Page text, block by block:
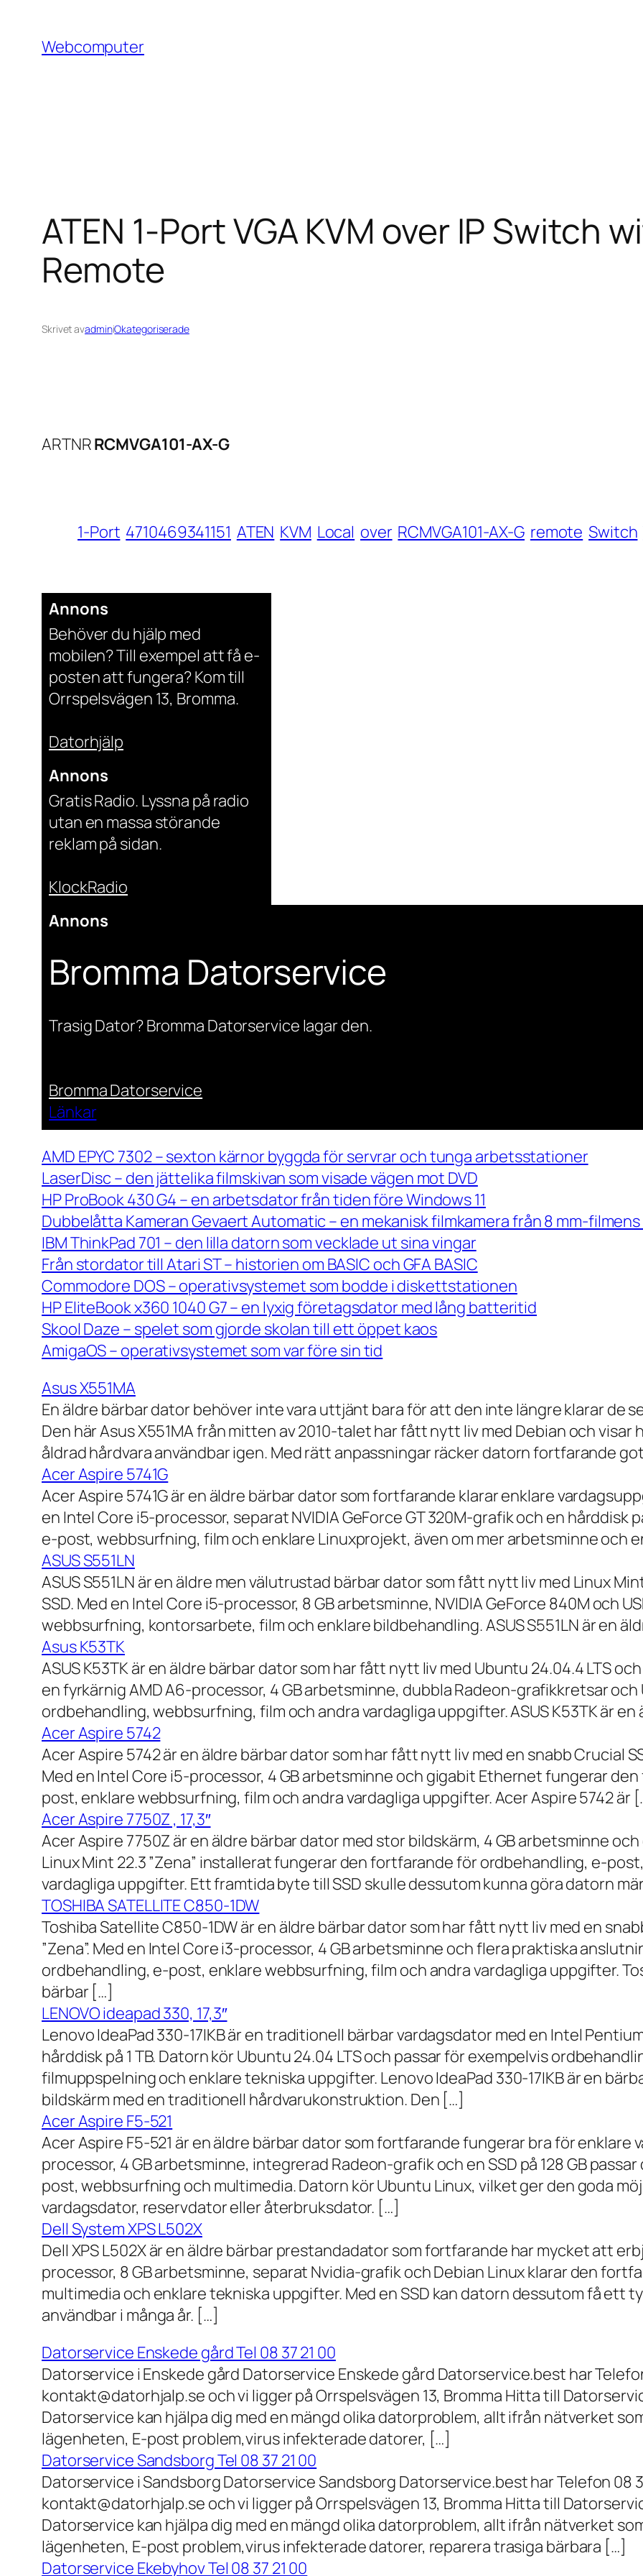
innehåll
Webcomputer
ATEN 1-Port VGA KVM over IP Switch
Remote
Skrivet avadminiOkategoriserade
ARTNRRCMVGA101-AX-G
1-Port 4710469341151 ATEN KVM Local over RCMVGA101-AX-G remote Switch
Annons
Behöver du hjälp med
mobilen? Till exempel att få e-
posten att fungera? Kom till
Orrspelsvägen 13, Bromma.
Datorhjälp
Annons
Gratis Radio. Lyssna på radio
utan en massa störande
reklam på sidan.
KlockRadio
Annons
Bromma Datorservice
Trasig Dator? Bromma Datorservice lagar den.
Bromma Datorservice
Länkar
AMD EPYC 7302 – sexton kärnor byggda för servrar och tunga arbetsstationer
LaserDisc – den jättelika filmskivan som visade vägen mot DVD
HP ProBook 430 G4 – en arbetsdator från tiden före Windows 11
Dubbelåtta Kameran Gevaert Automatic – en mekanisk filmkamera från 8 mm-
IBM ThinkPad 701 – den lilla datorn som vecklade ut sina vingar
Från stordator till Atari ST – historien om BASIC och GFA BASIC
Commodore DOS – operativsystemet som bodde i diskettstationen
HP EliteBook x360 1040 G7 – en lyxig företagsdator med lång batteritid
Skool Daze – spelet som gjorde skolan till ett öppet kaos
AmigaOS – operativsystemet som var före sin tid
Asus X551MA
En äldre bärbar dator behöver inte vara uttjänt bara för att den inte längre klarar de
Den här Asus X551MA från mitten av 2010-talet har fått nytt liv med Debian och visar
åldrad hårdvara användbar igen. Med rätt anpassningar räcker datorn fortfarande
Acer Aspire 5741G
Acer Aspire 5741G är en äldre bärbar dator som fortfarande klarar enklare
en Intel Core i5-processor, separat NVIDIA GeForce GT 320M-grafik och en hårddisk
e-post, webbsurfning, film och enklare Linuxprojekt, även om mer arbetsminne och
ASUS S551LN
ASUS S551LN är en äldre men välutrustad bärbar dator som fått nytt liv med Linux
SSD. Med en Intel Core i5-processor, 8 GB arbetsminne, NVIDIA GeForce 840M och
webbsurfning, kontorsarbete, film och enklare bildbehandling. ASUS S551LN är en
Asus K53TK
ASUS K53TK är en äldre bärbar dator som har fått nytt liv med Ubuntu 24.04.4 LTS
en fyrkärnig AMD A6-processor, 4 GB arbetsminne, dubbla Radeon-grafikkretsar
ordbehandling, webbsurfning, film och andra vardagliga uppgifter. ASUS K53TK är
Acer Aspire 5742
Acer Aspire 5742 är en äldre bärbar dator som har fått nytt liv med en snabb Crucial
Med en Intel Core i5-processor, 4 GB arbetsminne och gigabit Ethernet fungerar
post, enklare webbsurfning, film och andra vardagliga uppgifter. Acer Aspire 5742 är
Acer Aspire 7750Z , 17,3″
Acer Aspire 7750Z är en äldre bärbar dator med stor bildskärm, 4 GB arbetsminne
Linux Mint 22.3 ”Zena” installerat fungerar den fortfarande för ordbehandling, e-
vardagliga uppgifter. Ett framtida byte till SSD skulle dessutom kunna göra datorn
TOSHIBA SATELLITE C850-1DW
Toshiba Satellite C850-1DW är en äldre bärbar dator som har fått nytt liv med en
”Zena”. Med en Intel Core i3-processor, 4 GB arbetsminne och flera praktiska
ordbehandling, e-post, enklare webbsurfning, film och andra vardagliga uppgifter.
bärbar […]
LENOVO ideapad 330, 17,3″
Lenovo IdeaPad 330-17IKB är en traditionell bärbar vardagsdator med en Intel
hårddisk på 1 TB. Datorn kör Ubuntu 24.04 LTS och passar för exempelvis
filmuppspelning och enklare tekniska uppgifter. Lenovo IdeaPad 330-17IKB är en
bildskärm med en traditionell hårdvarukonstruktion. Den […]
Acer Aspire F5-521
Acer Aspire F5-521 är en äldre bärbar dator som fortfarande fungerar bra för enklare
processor, 4 GB arbetsminne, integrerad Radeon-grafik och en SSD på 128 GB
post, webbsurfning och multimedia. Datorn kör Ubuntu Linux, vilket ger den goda
vardagsdator, reservdator eller återbruksdator. […]
Dell System XPS L502X
Dell XPS L502X är en äldre bärbar prestandadator som fortfarande har mycket att
processor, 8 GB arbetsminne, separat Nvidia-grafik och Debian Linux klarar den
multimedia och enklare tekniska uppgifter. Med en SSD kan datorn dessutom få
användbar i många år. […]
Datorservice Enskede gård Tel 08 37 21 00
Datorservice i Enskede gård Datorservice Enskede gård Datorservice.best har
kontakt@datorhjalp.se och vi ligger på Orrspelsvägen 13, Bromma Hitta till
Datorservice kan hjälpa dig med en mängd olika datorproblem, allt ifrån nätverket
lägenheten, E-post problem,virus infekterade datorer, […]
Datorservice Sandsborg Tel 08 37 21 00
Datorservice i Sandsborg Datorservice Sandsborg Datorservice.best har Telefon 08
kontakt@datorhjalp.se och vi ligger på Orrspelsvägen 13, Bromma Hitta till
Datorservice kan hjälpa dig med en mängd olika datorproblem, allt ifrån nätverket
lägenheten, E-post problem,virus infekterade datorer, reparera trasiga bärbara […]
Datorservice Ekebyhov Tel 08 37 21 00